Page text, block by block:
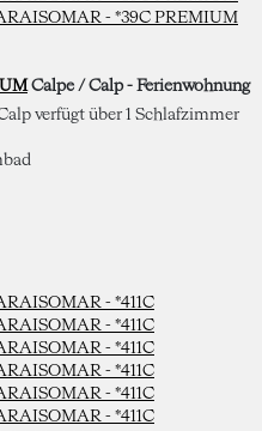
Calpe / Calp - Ferienwohnung
verfügt über 1 Schlafzimmer